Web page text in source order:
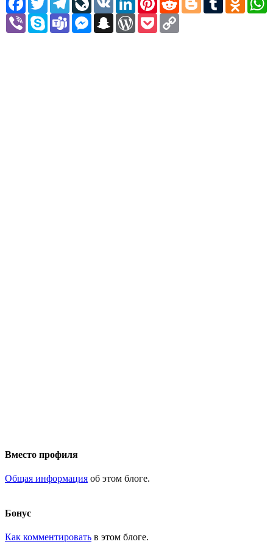
Viber Skype TeamsMessengerSnapchatWordPress
Pocket
Вместо профиля
Общая информация об этом блоге.
Бонус
Как комментировать в этом блоге.